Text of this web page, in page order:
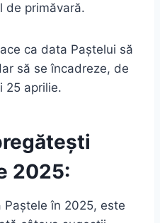
de primăvară.
ca data Paștelui să
să se încadreze, de
25 aprilie.
2025:
în 2025, este